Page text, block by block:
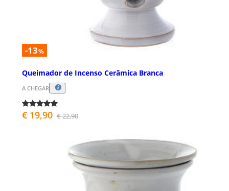
-13%
Queimador de Incenso Cerâmica Branca
A CHEGAR
€ 19,90 € 22,90